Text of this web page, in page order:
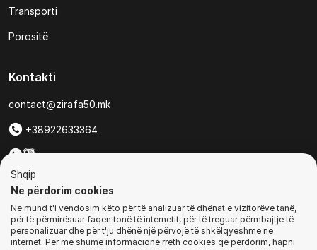
Transporti
Porositë
Kontakti
contact@zirafa50.mk
+38922633364
Për kërkesa të ofertave:
b2b@zirafa50.mk
Jadranska Magistrala No. 86, Skopje, North Macedonia
Shqip
Ne përdorim cookies
Ne mund t'i vendosim këto për të analizuar të dhënat e vizitorëve tanë,
për të përmirësuar faqen tonë të internetit, për të treguar përmbajtje të
personalizuar dhe për t'ju dhënë një përvojë të shkëlqyeshme në
internet. Për më shumë informacione rreth cookies që përdorim, hapni